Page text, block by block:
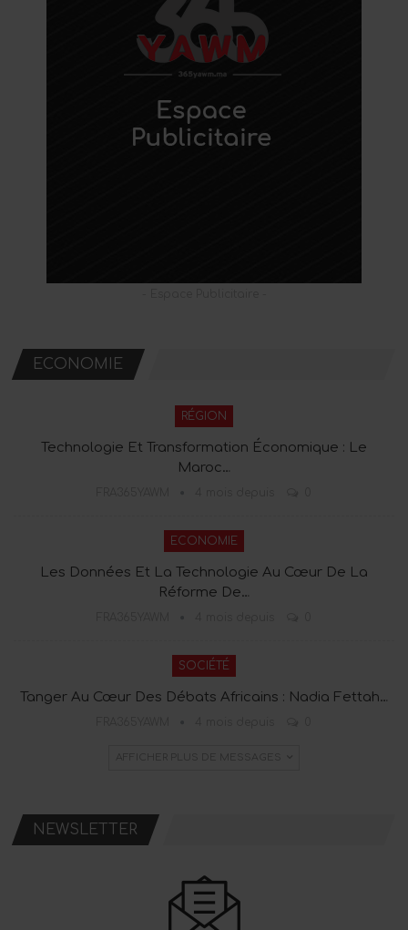
ECONOMIE
RÉGION
Technologie Et Transformation Économique : Le
Maroc…
ECONOMIE
Les Données Et La Technologie Au Cœur De La
Réforme De…
SOCIÉTÉ
Tanger Au Cœur Des Débats Africains : Nadia Fettah…
AFFICHER PLUS DE MESSAGES
NEWSLETTER